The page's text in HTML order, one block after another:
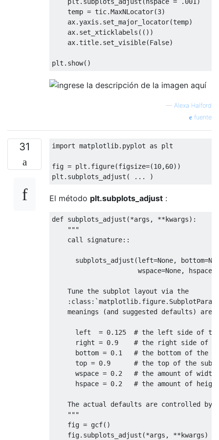
    temp
= tic.MaxNLocator(3)
    ax
. yaxis . set_major_locator(temp)
    ax
. set_xticklabels (())
    ax
.title. set_visible(False)
plt . show()
— Alexa Halford
fuente
31 import matplotlib. pyplot as plt
fig = plt . figure(figsize=(10,60))
plt . subplots_adjust ( ... )
El método plt.subplots_adjust :
def subplots_adjust (*args , ** kwargs):
"""
    call signature::
subplots_adjust(left=None,
wspace=None,
    Tune the subplot layout via the
meanings (and suggested defaults)
left  = 0.125  # the left side of
right = 0.9    # the right side of
bottom = 0.1   # the bottom of the
top = 0.9      # the top of the
wspace = 0.2   # the amount of
hspace = 0.2   # the amount of
The actual defaults are controlled by
    """
    fig
= gcf()
    fig
. subplots_adjust (*args , ** kwargs)